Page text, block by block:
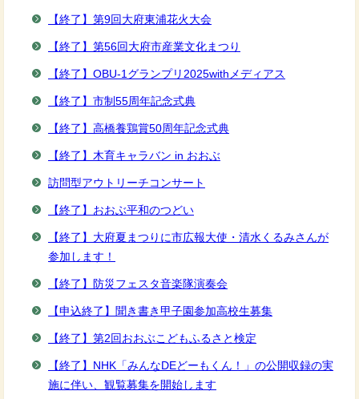
【終了】第9回大府東浦花火大会
【終了】第56回大府市産業文化まつり
【終了】OBU-1グランプリ2025withメディアス
【終了】市制55周年記念式典
【終了】高橋養鶏賞50周年記念式典
【終了】木育キャラバン in おおぶ
訪問型アウトリーチコンサート
【終了】おおぶ平和のつどい
【終了】大府夏まつりに市広報大使・清水くるみさんが
参加します！
【終了】防災フェスタ音楽隊演奏会
【申込終了】聞き書き甲子園参加高校生募集
【終了】第2回おおぶこどもふるさと検定
【終了】NHK「みんなDEどーもくん！」の公開収録の実
施に伴い、観覧募集を開始します